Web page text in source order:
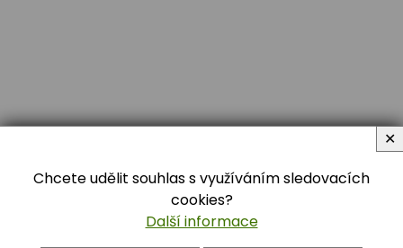
Chcete udělit souhlas s využíváním sledovacích
cookies?
Další informace
✕